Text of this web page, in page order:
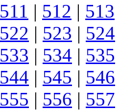
511 | 512 | 513
522 | 523 | 524
533 | 534 | 535
544 | 545 | 546
555 | 556 | 557